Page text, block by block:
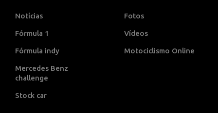
Notícias
Fórmula 1
Fórmula indy
Mercedes Benz
challenge
Stock car
Fotos
Vídeos
Motociclismo Online